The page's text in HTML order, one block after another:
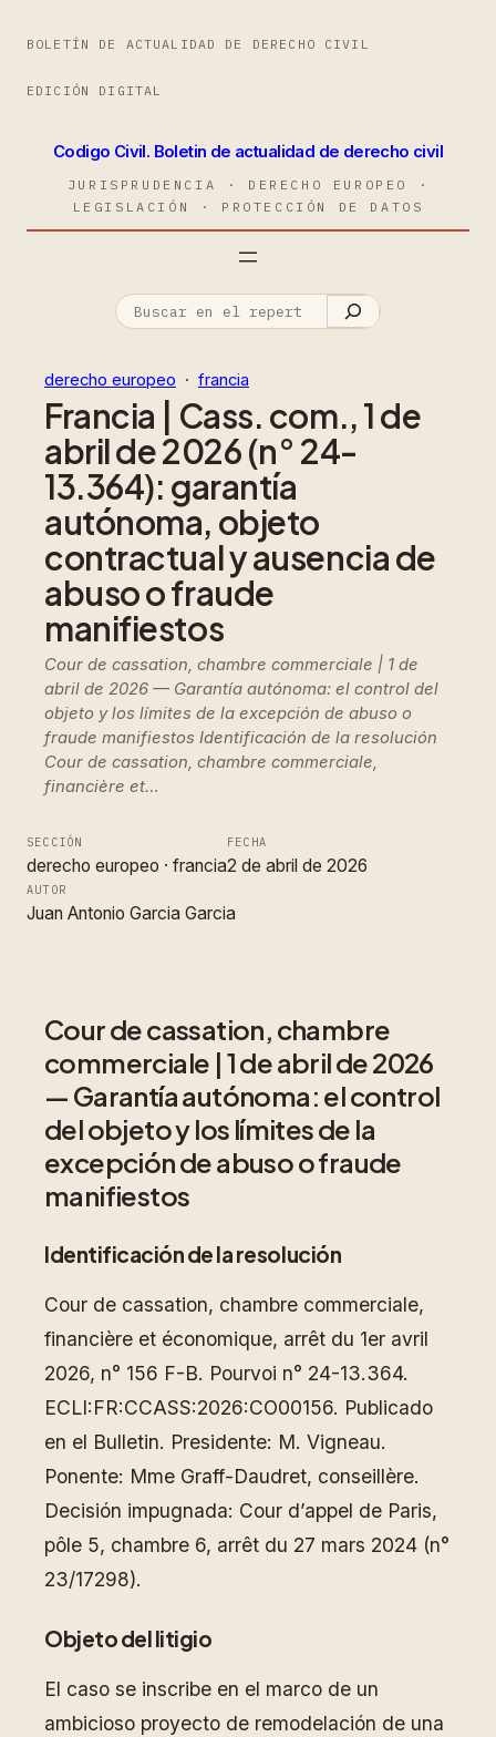
BOLETÍN DE ACTUALIDAD DE DERECHO CIVIL
EDICIÓN DIGITAL
Codigo Civil. Boletin de actualidad de derecho civil
JURISPRUDENCIA · DERECHO EUROPEO ·
LEGISLACIÓN · PROTECCIÓN DE DATOS
derecho europeo
  ·
francia
Francia | Cass. com., 1 de
abril de 2026 (n° 24-
13.364): garantía
autónoma, objeto
contractual y ausencia de
abuso o fraude
manifiestos
Cour de cassation, chambre commerciale | 1 de
abril de 2026 — Garantía autónoma: el control del
objeto y los límites de la excepción de abuso o
fraude manifiestos Identificación de la resolución
Cour de cassation, chambre commerciale,
financière et…
SECCIÓN
derecho europeo · francia
FECHA
2 de abril de 2026
AUTOR
Juan Antonio Garcia Garcia
Cour de cassation, chambre
commerciale | 1 de abril de 2026
— Garantía autónoma: el control
del objeto y los límites de la
excepción de abuso o fraude
manifiestos
Identificación de la resolución
Cour de cassation, chambre commerciale,
financière et économique, arrêt du 1er avril
2026, n° 156 F-B. Pourvoi n° 24-13.364.
ECLI:FR:CCASS:2026:CO00156. Publicado
en el Bulletin. Presidente: M. Vigneau.
Ponente: Mme Graff-Daudret, conseillère.
Decisión impugnada: Cour d’appel de Paris,
pôle 5, chambre 6, arrêt du 27 mars 2024 (n°
23/17298).
Objeto del litigio
El caso se inscribe en el marco de un
ambicioso proyecto de remodelación de una